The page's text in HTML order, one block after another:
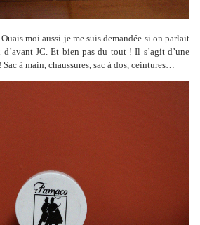
moi aussi je me suis demandée si on parlait
JC. Et bien pas du tout ! Il s’agit d’une
à main, chaussures, sac à dos, ceintures…